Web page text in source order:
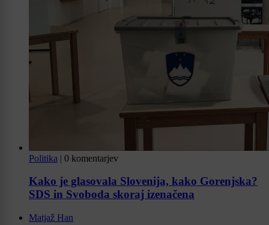
Politika | 0 komentarjev
Kako je glasovala Slovenija, kako Gorenjska?
SDS in Svoboda skoraj izenačena
Matjaž Han